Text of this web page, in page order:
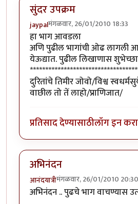
सुंदर उपक्रम
jaypalमंगळवार, 26/01/2010 18:33
हा भाग आवडला
अणि पुढील भागांची ओढ लागली
येऊद्यात. पुढील लिखाणास शुभेच्छा
दुरितांचे तिमीर जोवो/विश्व
वाछील तो तें लाहो/प्राणिजात/
प्रतिसाद देण्यासाठीलॉग इन करा
अभिनंदन
आनंदयात्रीमंगळवार, 26/01/2010 20:30
अभिनंदन .. पुढचे भाग वाचण्यास